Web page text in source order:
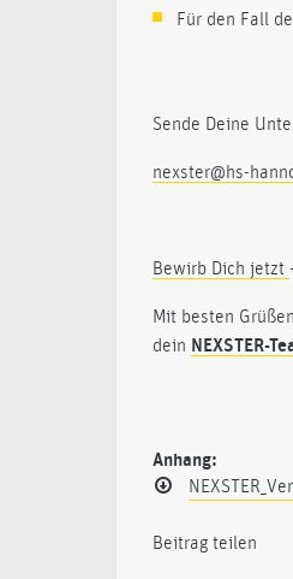
Für den Fall
Sende Deine
nexster@hs-
Bewirb Dich jetzt
Mit besten Grüßen
dein NEXSTER-
Anhang:
Beitrag teilen